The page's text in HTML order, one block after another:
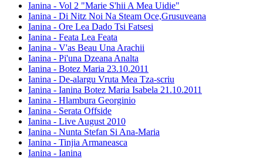
Ianina - Vol 2 "Marie S'hii A Mea Uidie"
Ianina - Di Nitz Noi Na Steam Oce,Grusuveana
Ianina - Ore Lea Dado Tsi Fatsesi
Ianina - Feata Lea Feata
Ianina - V'as Beau Una Arachii
Ianina - Pi'una Dzeana Analta
Ianina - Botez Maria 23.10.2011
Ianina - De-alargu Vruta Mea Tza-scriu
Ianina - Ianina Botez Maria Isabela 21.10.2011
Ianina - Hlambura Georginio
Ianina - Serata Offside
Ianina - Live August 2010
Ianina - Nunta Stefan Si Ana-Maria
Ianina - Tinjia Armaneasca
Ianina - Ianina